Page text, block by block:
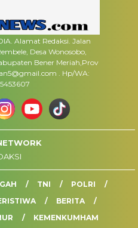
Alamat Redaksi. Jalan
Desa Wonosobo,
Bener Meriah,Prov
. Hp/WA:
TNI
POLRI
BERITA
KEMENKUMHAM